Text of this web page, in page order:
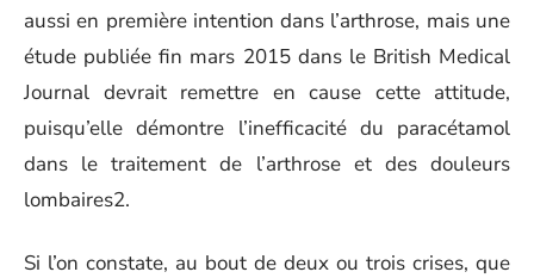
aussi en première intention dans l’arthrose, mais une
étude publiée fin mars 2015 dans le British Medical
Journal devrait remettre en cause cette attitude,
puisqu’elle démontre l’inefficacité du paracétamol
dans le traitement de l’arthrose et des douleurs
lombaires2.
Si l’on constate, au bout de deux ou trois crises, que